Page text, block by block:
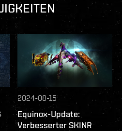
2024-08-15
Equinox-Update:
Verbesserter SKINR